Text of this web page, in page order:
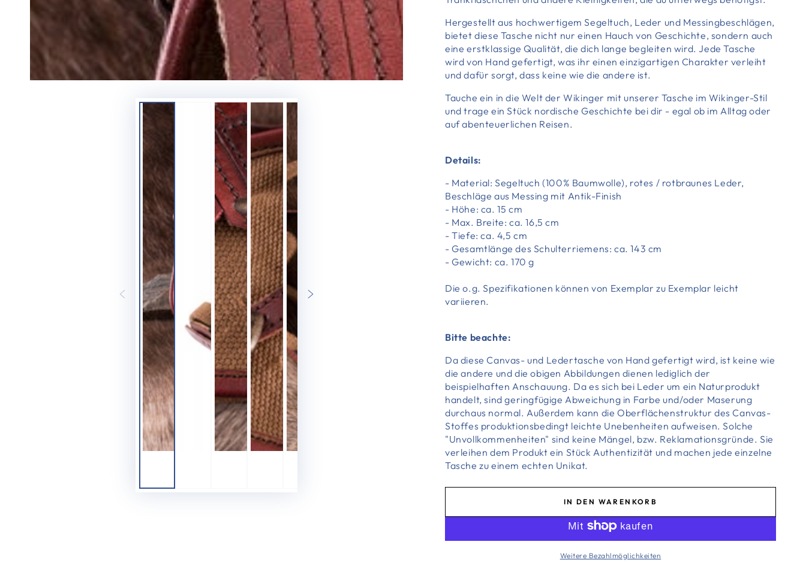
Hergestellt aus hochwertigem Segeltuch, Leder und Messingbeschlägen,
bietet diese Tasche nicht nur einen Hauch von Geschichte, sondern auch
eine erstklassige Qualität, die dich lange begleiten wird. Jede Tasche
wird von Hand gefertigt, was ihr einen einzigartigen Charakter verleiht
und dafür sorgt, dass keine wie die andere ist.
Tauche ein in die Welt der Wikinger mit unserer Tasche im Wikinger-Stil
und trage ein Stück nordische Geschichte bei dir - egal ob im Alltag oder
auf abenteuerlichen Reisen.
Details:
- Material: Segeltuch (100% Baumwolle), rotes / rotbraunes Leder,
Beschläge aus Messing mit Antik-Finish
- Höhe: ca. 15 cm
- Max. Breite: ca. 16,5 cm
- Tiefe: ca. 4,5 cm
- Gesamtlänge des Schulterriemens: ca. 143 cm
- Gewicht: ca. 170 g
Die o.g. Spezifikationen können von Exemplar zu Exemplar leicht
variieren.
Bitte beachte:
Da diese Canvas- und Ledertasche von Hand gefertigt wird, ist keine wie
die andere und die obigen Abbildungen dienen lediglich der
beispielhaften Anschauung. Da es sich bei Leder um ein Naturprodukt
handelt, sind geringfügige Abweichung in Farbe und/oder Maserung
durchaus normal. Außerdem kann die Oberflächenstruktur des Canvas-
Stoffes produktionsbedingt leichte Unebenheiten aufweisen. Solche
"Unvollkommenheiten" sind keine Mängel, bzw. Reklamationsgründe. Sie
verleihen dem Produkt ein Stück Authentizität und machen jede einzelne
Tasche zu einem echten Unikat.
IN DEN WARENKORB
Weitere Bezahlmöglichkeiten